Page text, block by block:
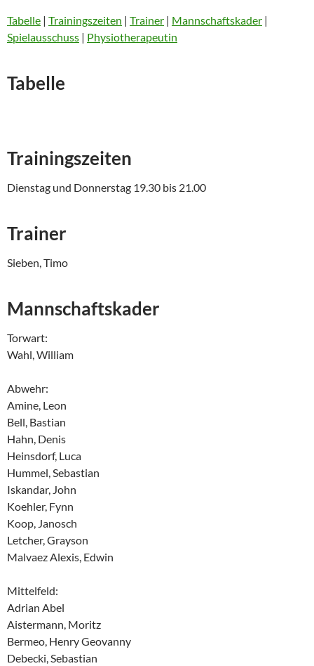
Tabelle | Trainingszeiten | Trainer | Mannschaftskader |
Spielausschuss | Physiotherapeutin
Tabelle
Trainingszeiten
Dienstag und Donnerstag 19.30 bis 21.00
Trainer
Sieben, Timo
Mannschaftskader
Torwart:
Wahl, William
Abwehr:
Amine, Leon
Bell, Bastian
Hahn, Denis
Heinsdorf, Luca
Hummel, Sebastian
Iskandar, John
Koehler, Fynn
Koop, Janosch
Letcher, Grayson
Malvaez Alexis, Edwin
Mittelfeld:
Adrian Abel
Aistermann, Moritz
Bermeo, Henry Geovanny
Debecki, Sebastian